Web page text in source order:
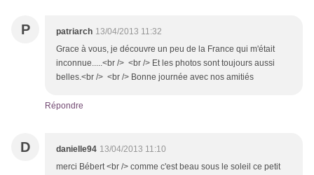
P patriarch 13/04/2013 11:32
Grace à vous, je découvre un peu de la France qui m'était
inconnue.....<br /> <br /> Et les photos sont toujours aussi
belles.<br /> <br /> Bonne journée avec nos amitiés
Répondre
D danielle94 13/04/2013 11:10
merci Bébert <br /> comme c'est beau sous le soleil ce petit